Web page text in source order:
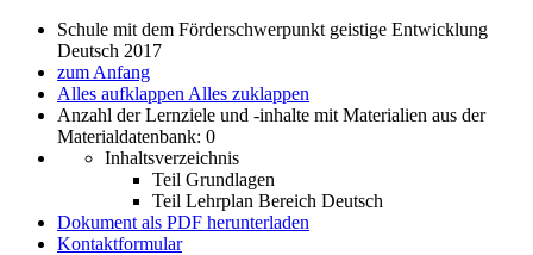
Schule mit dem Förderschwerpunkt geistige Entwicklung
Deutsch 2017
zum Anfang
Alles aufklappen Alles zuklappen
Anzahl der Lernziele und -inhalte mit Materialien aus der
Materialdatenbank: 0
Inhaltsverzeichnis
Teil Grundlagen
Teil Lehrplan Bereich Deutsch
Dokument als PDF herunterladen
Kontaktformular